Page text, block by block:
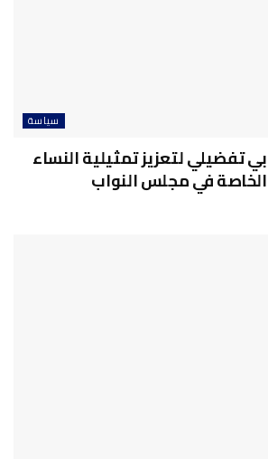
سياسة
تفضيلي لتعزيز تمثيلية النساء
في مجلس النواب